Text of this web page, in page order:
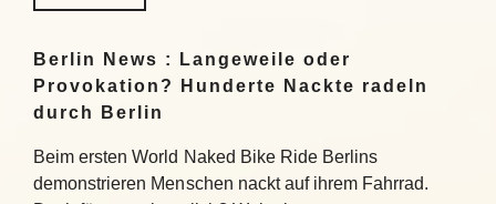
Berlin News : Langeweile oder
Provokation? Hunderte Nackte radeln
durch Berlin
Beim ersten World Naked Bike Ride Berlins
demonstrieren Menschen nackt auf ihrem Fahrrad.